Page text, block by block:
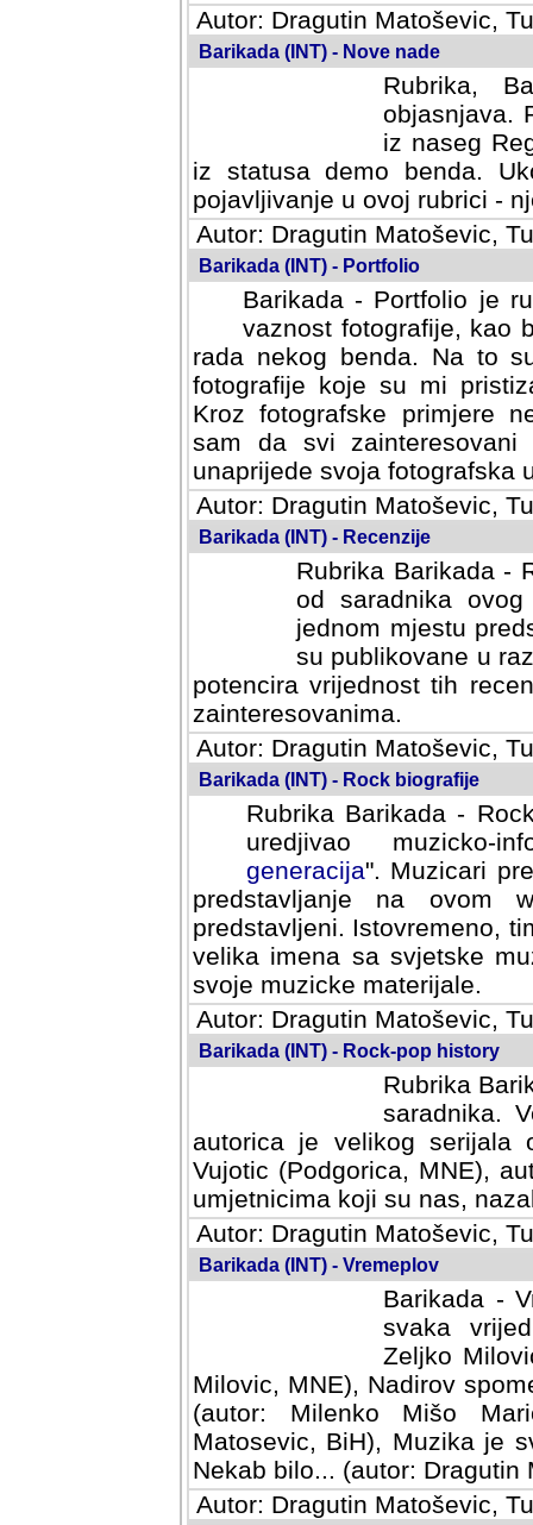
Autor: Dragutin Matoševic,
Barikada (INT) - Nove nade
Rubrika,
objasnjava.
iz naseg
iz statusa demo benda.
pojavljivanje u ovoj rubrici -
Autor: Dragutin Matoševic,
Barikada (INT) - Portfolio
Barikada - Portfolio je
vaznost fotografije, kao
rada nekog benda. Na to
fotografije koje su mi
fotografske primjere
svi zainteresovani
svoja fotografska umijeca.
Autor: Dragutin Matoševic,
Barikada (INT) - Recenzije
Rubrika Barikada -
od saradnika
jednom mjestu
su publikovane u
potencira vrijednost tih
zainteresovanima.
Autor: Dragutin Matoševic,
Barikada (INT) - Rock biografije
Rubrika Barikada -
uredjivao muzicko-
Muzicari predstavljeni u
na ovom web portalu
Istovremeno, tim nacinom
sa svjetske muzicke scene
materijale.
Autor: Dragutin Matoševic,
Barikada (INT) - Rock-pop history
Rubrika
saradnika.
autorica je velikog serijala
Vujotic (Podgorica, MNE),
umjetnicima koji su nas,
Autor: Dragutin Matoševic,
Barikada (INT) - Vremeplov
Barikada -
svaka
Milovic,
MNE), Nadirov spomenar
Milenko Mišo Maric, UK),
Muzika je svirala (autor:
(autor: Dragutin Matosevic,
Autor: Dragutin Matoševic,